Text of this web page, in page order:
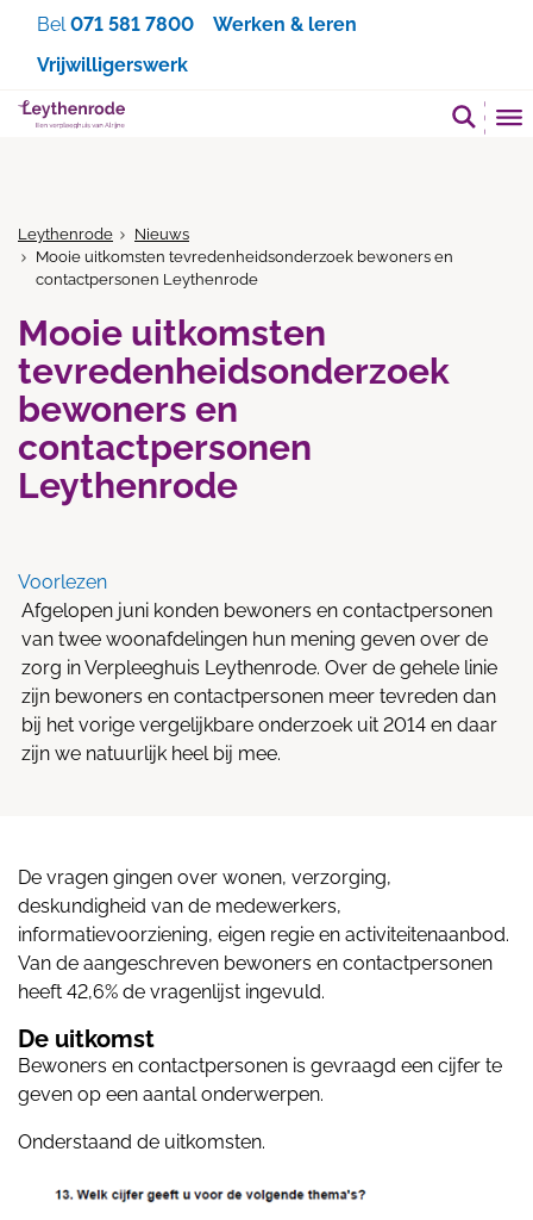
Bel071 581 7800
Werken & leren
Vrijwilligerswerk
Leythenrode
Nieuws
Mooie uitkomsten tevredenheidsonderzoek bewoners en
contactpersonen Leythenrode
Mooie uitkomsten
tevredenheidsonderzoek
bewoners en
contactpersonen
Leythenrode
Voorlezen
Afgelopen juni konden bewoners en contactpersonen
van twee woonafdelingen hun mening geven over de
zorg in Verpleeghuis Leythenrode. Over de gehele linie
zijn bewoners en contactpersonen meer tevreden dan
bij het vorige vergelijkbare onderzoek uit 2014 en daar
zijn we natuurlijk heel bij mee.
De vragen gingen over wonen, verzorging,
deskundigheid van de medewerkers,
informatievoorziening, eigen regie en activiteitenaanbod.
Van de aangeschreven bewoners en contactpersonen
heeft 42,6% de vragenlijst ingevuld.
De uitkomst
Bewoners en contactpersonen is gevraagd een cijfer te
geven op een aantal onderwerpen.
Onderstaand de uitkomsten.